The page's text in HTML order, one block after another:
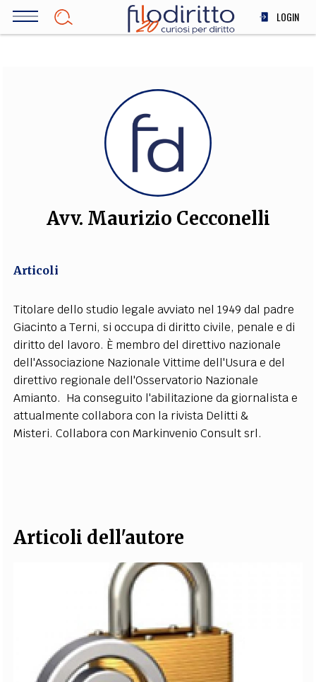
Salta
LOGIN
SOCIETÀ
MEDICINA
SCIENZA
STORIA E FILOSOFIA
INNOVAZIONE
ALTRO
FILODIRITTO
EXTRA
CODICI RUBRICHE LIBRI PROCEEDINGS PUBBLICITÀ CONTATTI
SOCIAL MEDIA
Avv. Maurizio Cecconelli
Articoli
Titolare dello studio legale avviato nel 1949 dal padre
Giacinto a Terni, si occupa di diritto civile, penale e di
diritto del lavoro. È membro del direttivo nazionale
dell'Associazione Nazionale Vittime dell'Usura e del
direttivo regionale dell'Osservatorio Nazionale
Amianto. Ha conseguito l'abilitazione da giornalista e
attualmente collabora con la rivista Delitti &
Misteri. Collabora con Markinvenio Consult srl.
Articoli dell'autore